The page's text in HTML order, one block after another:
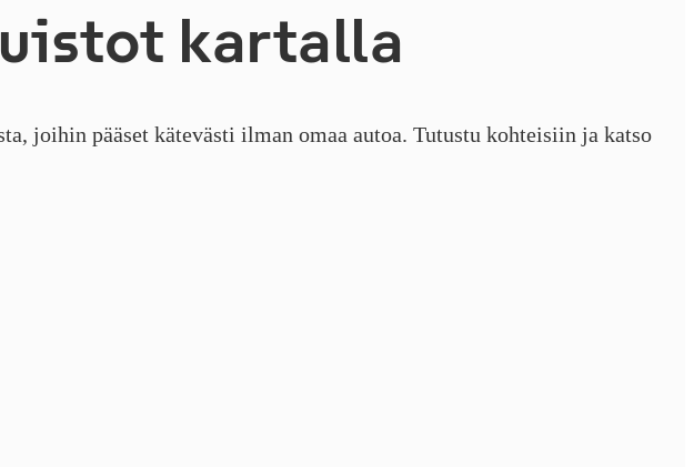
kartalla
joihin pääset kätevästi ilman omaa autoa. Tutustu kohteisiin ja katso